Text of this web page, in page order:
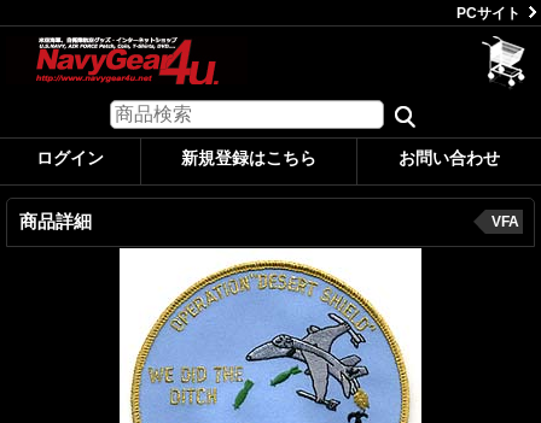
PCサイト
ログイン 新規登録はこちら お問い合わせ
商品詳細 VFA